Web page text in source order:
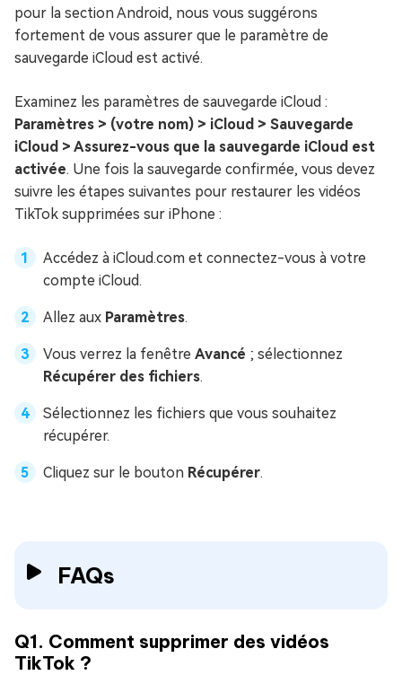
pour la section Android, nous vous suggérons
fortement de vous assurer que le paramètre de
sauvegarde iCloud est activé.
Examinez les paramètres de sauvegarde iCloud :
Paramètres > (votre nom) > iCloud > Sauvegarde
iCloud > Assurez-vous que la sauvegarde iCloud est
activée. Une fois la sauvegarde confirmée, vous devez
suivre les étapes suivantes pour restaurer les vidéos
TikTok supprimées sur iPhone :
Accédez à iCloud.com et connectez-vous à votre
compte iCloud.
Allez aux Paramètres.
Vous verrez la fenêtre Avancé ; sélectionnez
Récupérer des fichiers.
Sélectionnez les fichiers que vous souhaitez
récupérer.
Cliquez sur le bouton Récupérer.
FAQs
Q1. Comment supprimer des vidéos
TikTok ?